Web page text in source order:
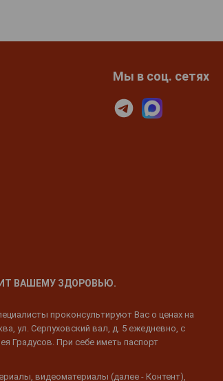
Мы в соц. сетях
ВАШЕМУ ЗДОРОВЬЮ.
проконсультируют Вас о ценах на
ул. Серпуховский вал, д. 5 ежедневно, с
Градусов. При себе иметь паспорт
видеоматериалы (далее - Контент),